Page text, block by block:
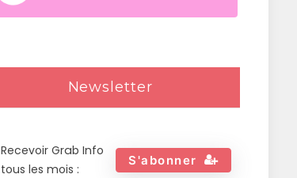
Newsletter
Recevoir Grab Info
tous les mois :
S'abonner